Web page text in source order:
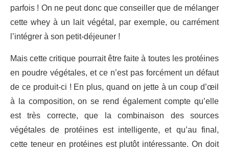
parfois ! On ne peut donc que conseiller que de mélanger
cette whey à un lait végétal, par exemple, ou carrément
l’intégrer à son petit-déjeuner !
Mais cette critique pourrait être faite à toutes les protéines
en poudre végétales, et ce n’est pas forcément un défaut
de ce produit-ci ! En plus, quand on jette à un coup d’œil
à la composition, on se rend également compte qu’elle
est très correcte, que la combinaison des sources
végétales de protéines est intelligente, et qu’au final,
cette teneur en protéines est plutôt intéressante. On doit